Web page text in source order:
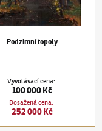
Podzimní topoly
Vyvolávací cena:
100 000 Kč
Dosažená cena:
252 000 Kč